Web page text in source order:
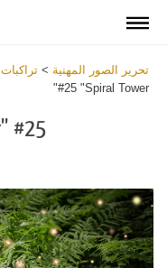
تحرير الصور المهنية > تراكبات PNG مجانية
#25 "Spiral Tower"
#25 "Spiral Tower"
Download
Free